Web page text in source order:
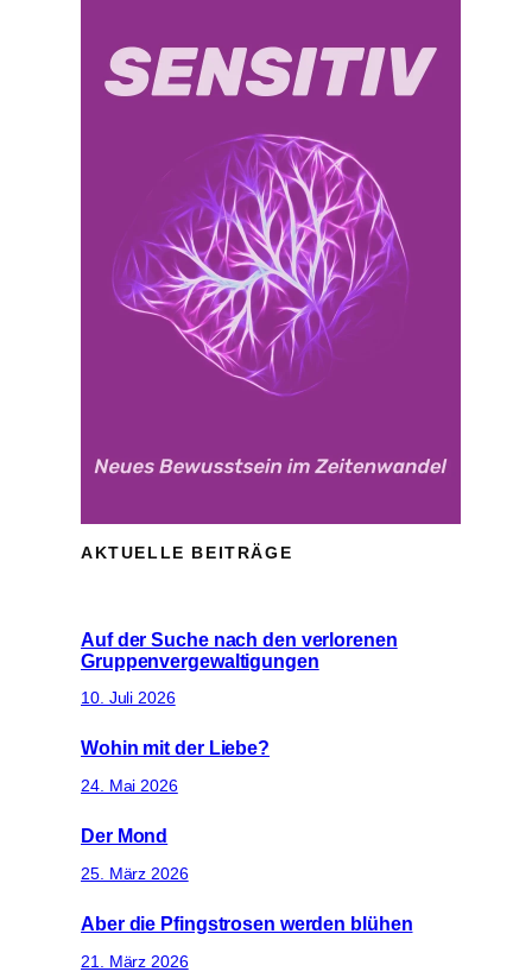
AKTUELLE BEITRÄGE
Auf der Suche nach den verlorenen
Gruppenvergewaltigungen
10. Juli 2026
Wohin mit der Liebe?
24. Mai 2026
Der Mond
25. März 2026
Aber die Pfingstrosen werden blühen
21. März 2026